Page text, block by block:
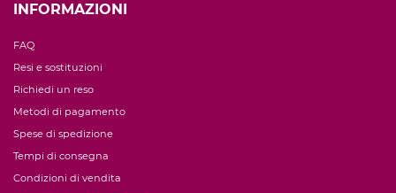
INFORMAZIONI
FAQ
Resi e sostituzioni
Richiedi un reso
Metodi di pagamento
Spese di spedizione
Tempi di consegna
Condizioni di vendita